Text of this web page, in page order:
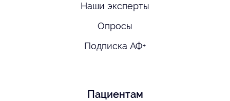
Наши эксперты
Опросы
Подписка АФ+
Пациентам